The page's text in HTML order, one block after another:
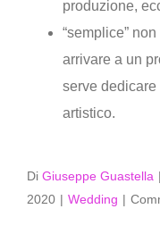
produzione,
“semplice”
arrivare a un
serve
artistico.
Di Giuseppe Guastella |
2020 | Wedding |